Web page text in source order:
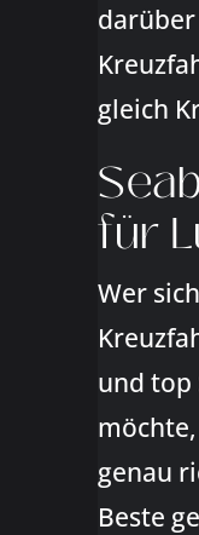
gleich
für
Wer
und top
genau
Beste